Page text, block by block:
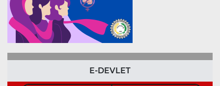
E-DEVLET